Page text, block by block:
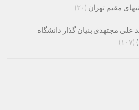
مقیم تهران (۲۰)
علی مجتهدی بنیان گذار دانشگاه
(۱۰۷)